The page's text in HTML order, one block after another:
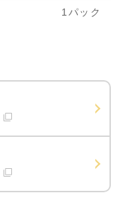
1パック